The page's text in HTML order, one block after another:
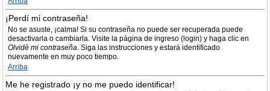
¡Perdí mi contraseña!
No se asuste, ¡calma! Si su contraseña no puede ser recuperada puede
desactivarla o cambiarla. Visite la página de ingreso (login) y haga clic en
Olvidé mi contraseña. Siga las instrucciones y estará identificado
nuevamente en muy poco tiempo.
Arriba
Me he registrado ¡y no me puedo identificar!